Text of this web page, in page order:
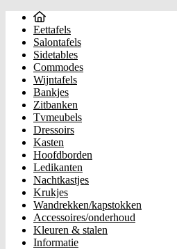
Eettafels
Salontafels
Sidetables
Commodes
Wijntafels
Bankjes
Zitbanken
Tvmeubels
Dressoirs
Kasten
Hoofdborden
Ledikanten
Nachtkastjes
Krukjes
Wandrekken/kapstokken
Accessoires/onderhoud
Kleuren & stalen
Informatie